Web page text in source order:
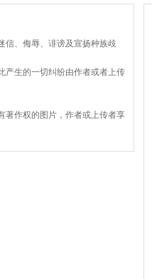
信、侮辱、诽谤及宣扬种族歧
产生的一切纠纷由作者或者上传
著作权的图片，作者或上传者享